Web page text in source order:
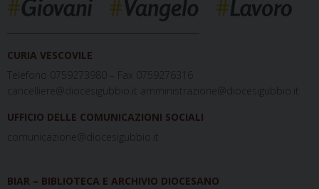
CURIA VESCOVILE
Telefono 0759273980 – Fax 0759276316
cancelliere@diocesigubbio.it amministrazione@diocesigubbio.it
UFFICIO DELLE COMUNICAZIONI SOCIALI
comunicazione@diocesigubbio.it
BIAR – BIBLIOTECA E ARCHIVIO DIOCESANO